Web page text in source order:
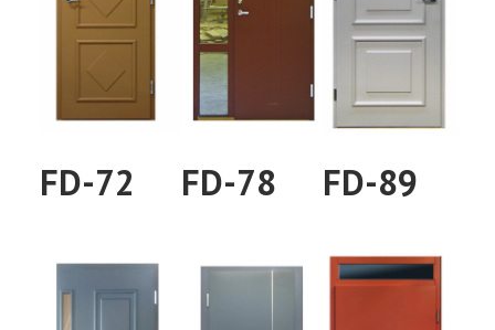
FD-72 FD-78 FD-89